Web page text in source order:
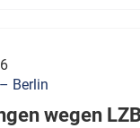
Monats
Berlin
wegen